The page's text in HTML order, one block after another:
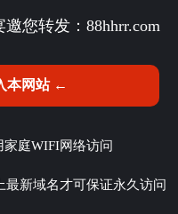
您转发： 88hhrr.com
本网站 ←
庭WIFI网络访问
新域名才可保证永久访问